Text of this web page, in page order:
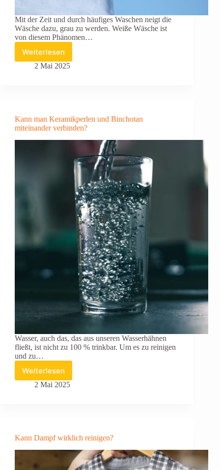
Mit der Zeit und durch häufiges Waschen neigt die
Wäsche dazu, grau zu werden. Weiße Wäsche ist
von diesem Phänomen…
Weiterlesen
Wie
wird
2 Mai 2025
Kann man Keramikperlen und Binchotan
miteinander verbinden?
Wasser, auch das, das aus unseren Wasserhähnen
fließt, ist nicht zu 100 % trinkbar. Um es zu reinigen
und zu…
Weiterlesen
Kann
man
2 Mai 2025
Kann Dampf wirklich reinigen?